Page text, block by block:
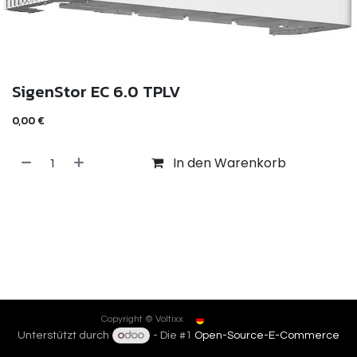
SigenStor EC 6.0 TPLV
0,00 €
In den Warenkorb
Copyright © Voltixx
Unterstützt durch - Die #1 Open-Source-E-Commerce